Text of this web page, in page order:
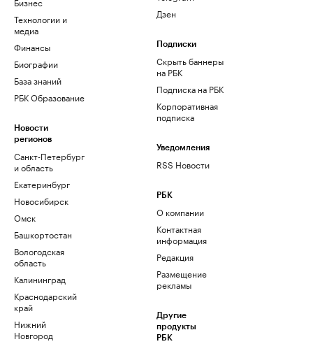
Технологии и
медиа
Финансы
Биографии
База знаний
РБК Образование
Новости
регионов
Санкт-Петербург
и область
Екатеринбург
Новосибирск
Омск
Башкортостан
Вологодская
область
Калининград
Краснодарский
край
Нижний
Новгород
Дзен
Подписки
Скрыть баннеры
на РБК
Подписка на РБК
Корпоративная
подписка
Уведомления
RSS Новости
РБК
О компании
Контактная
информация
Редакция
Размещение
рекламы
Другие
продукты
РБК